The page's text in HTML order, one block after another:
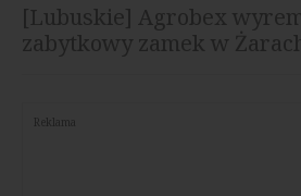
[Lubuskie] Agrobex
zabytkowy zamek w
Reklama